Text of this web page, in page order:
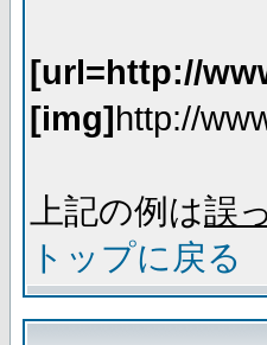
[url=http://
[img]http://
上記の例は誤
トップに戻る